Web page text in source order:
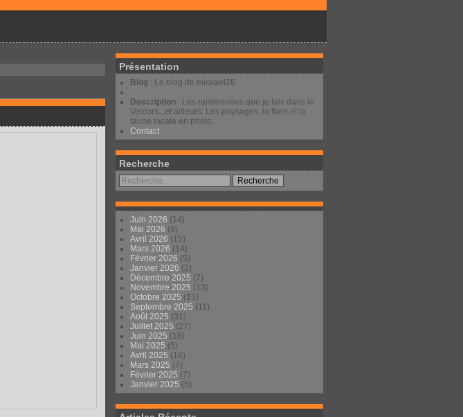
Présentation
Blog : Le blog de mickael26
Description : Les randonnées que je fais dans le
Vercors...et ailleurs. Les paysages, la flore et la
faune locale en photo.
Contact
Recherche
Juin 2026 (14)
Mai 2026 (9)
Avril 2026 (15)
Mars 2026 (14)
Février 2026 (5)
Janvier 2026 (2)
Décembre 2025 (7)
Novembre 2025 (13)
Octobre 2025 (13)
Septembre 2025 (11)
Août 2025 (31)
Juillet 2025 (27)
Juin 2025 (18)
Mai 2025 (5)
Avril 2025 (16)
Mars 2025 (7)
Février 2025 (7)
Janvier 2025 (5)